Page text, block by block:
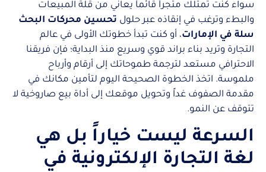
سواء كنت تمتلك متجراً قائماً يعاني من قلة المبيعات
والبطء وترغب في إنقاذه عبر حلول تحسين محركات البحث
سلة في الإمارات، أو كنت تبدأ خطوتك الأولى في عالم
التجارة وتريد بناء براند قوي وسريع منذ البداية؛ فإن فريقنا
الاحترافي مستعد لترجمة طموحاتك إلى أرقام وأرباح
ملموسة. اتخذ الخطوة الصحيحة اليوم لتأمين مكانك في
مقدمة الصفوف غداً وتحويل موقعك إلى أداة بيع صاروخية لا
تتوقف عن النمو.
السرعة ليست خياراً بل هي
لغة التجارة الإلكترونية في